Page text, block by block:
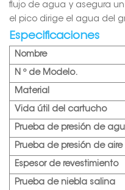
flujo de agua y asegura
el pico dirige el agua del
Especificaciones
Nombre
N º de Modelo.
Material
Vida útil del cartucho
Prueba de presión de
Prueba de presión de aire
Espesor de revestimiento
Prueba de niebla salina